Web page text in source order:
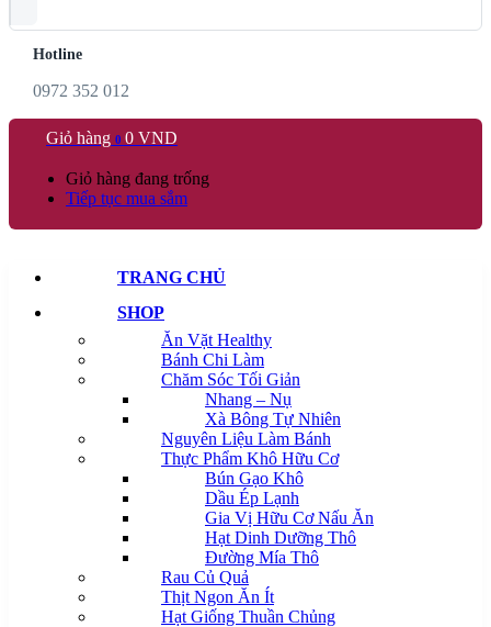
Hotline
0972 352 012
Giỏ hàng 0 0 VND
Giỏ hàng đang trống
Tiếp tục mua sắm
TRANG CHỦ
SHOP
Ăn Vặt Healthy
Bánh Chi Làm
Chăm Sóc Tối Giản
Nhang – Nụ
Xà Bông Tự Nhiên
Nguyên Liệu Làm Bánh
Thực Phẩm Khô Hữu Cơ
Bún Gạo Khô
Dầu Ép Lạnh
Gia Vị Hữu Cơ Nấu Ăn
Hạt Dinh Dưỡng Thô
Đường Mía Thô
Rau Củ Quả
Thịt Ngon Ăn Ít
Hạt Giống Thuần Chủng